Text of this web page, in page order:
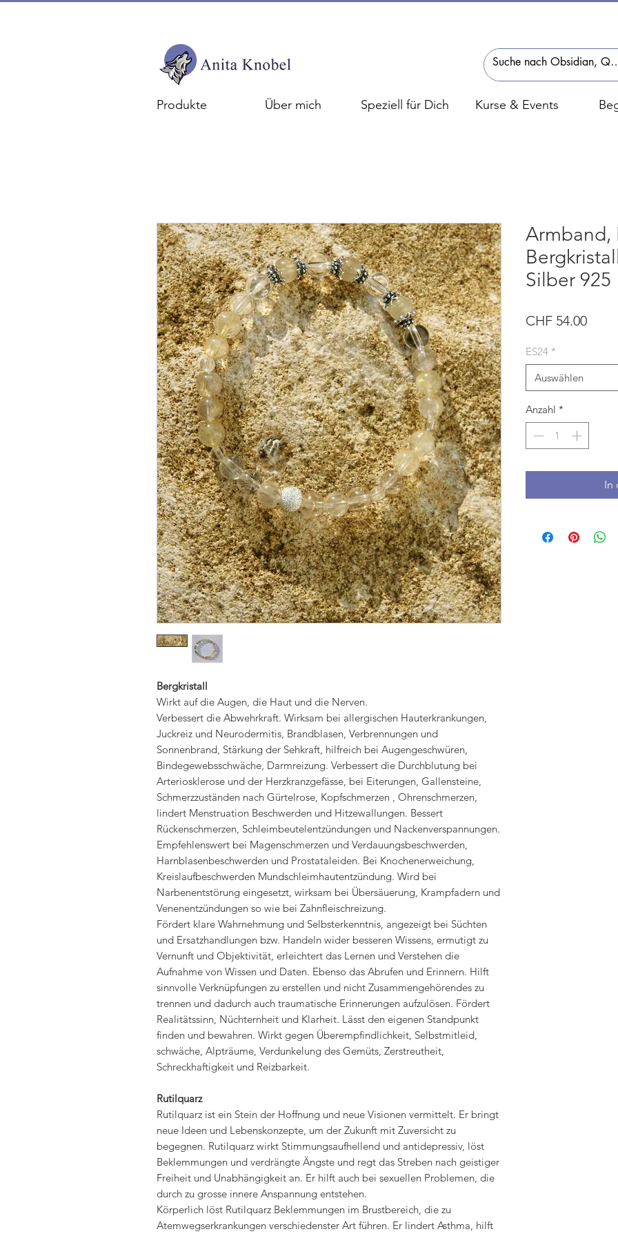
Produkte Über mich Speziell für Dich Kurse & Events
Bergkristall
Wirkt auf die Augen, die Haut und die Nerven.
Verbessert die Abwehrkraft. Wirksam bei allergischen Hauterkrankungen,
Juckreiz und Neurodermitis, Brandblasen, Verbrennungen und
Sonnenbrand, Stärkung der Sehkraft, hilfreich bei Augengeschwüren,
Bindegewebsschwäche, Darmreizung. Verbessert die Durchblutung bei
Arteriosklerose und der Herzkranzgefässe, bei Eiterungen, Gallensteine,
Schmerzzuständen nach Gürtelrose, Kopfschmerzen , Ohrenschmerzen,
lindert Menstruation Beschwerden und Hitzewallungen. Bessert
Rückenschmerzen, Schleimbeutelentzündungen und Nackenverspannungen.
Empfehlenswert bei Magenschmerzen und Verdauungsbeschwerden,
Harnblasenbeschwerden und Prostataleiden. Bei Knochenerweichung,
Kreislaufbeschwerden Mundschleimhautentzündung. Wird bei
Narbenentstörung eingesetzt, wirksam bei Übersäuerung, Krampfadern und
Venenentzündungen so wie bei Zahnfleischreizung.
Fördert klare Wahrnehmung und Selbsterkenntnis, angezeigt bei Süchten
und Ersatzhandlungen bzw. Handeln wider besseren Wissens, ermutigt zu
Vernunft und Objektivität, erleichtert das Lernen und Verstehen die
Aufnahme von Wissen und Daten. Ebenso das Abrufen und Erinnern. Hilft
sinnvolle Verknüpfungen zu erstellen und nicht Zusammengehörendes zu
trennen und dadurch auch traumatische Erinnerungen aufzulösen. Fördert
Realitätssinn, Nüchternheit und Klarheit. Lässt den eigenen Standpunkt
finden und bewahren. Wirkt gegen Überempfindlichkeit, Selbstmitleid,
schwäche, Alpträume, Verdunkelung des Gemüts, Zerstreutheit,
Schreckhaftigkeit und Reizbarkeit.
Rutilquarz
Rutilquarz ist ein Stein der Hoffnung und neue Visionen vermittelt. Er bringt
neue Ideen und Lebenskonzepte, um der Zukunft mit Zuversicht zu
begegnen. Rutilquarz wirkt Stimmungsaufhellend und antidepressiv, löst
Beklemmungen und verdrängte Ängste und regt das Streben nach geistiger
Freiheit und Unabhängigkeit an. Er hilft auch bei sexuellen Problemen, die
durch zu grosse innere Anspannung entstehen.
Körperlich löst Rutilquarz Beklemmungen im Brustbereich, die zu
Atemwegserkrankungen verschiedenster Art führen. Er lindert Asthma, hilft
Armband,
Silber 925
CHF 54.00Preis
ES24 *
Auswählen
Anzahl *
In